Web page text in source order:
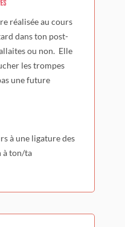
réalisée au cours
dans ton post-
ou non. Elle
les trompes
une future
à une ligature des
à ton/ta